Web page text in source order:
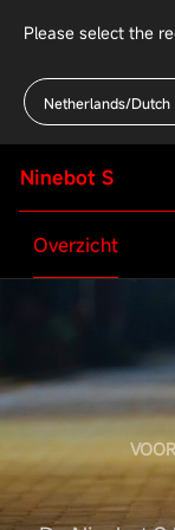
Please select the
Netherlands/Dutch
Ninebot S
Overzicht
Bestuurder
Gemiddelde
16 - 60
UM Ninebot